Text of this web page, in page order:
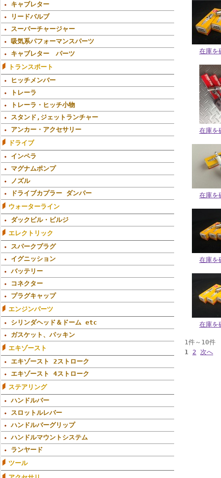
キャブレター
リードバルブ
スーパーチャージャー
吸気系パフォーマンスパーツ
キャブレター パーツ
トランスポート
ヒッチメンバー
トレーラ
トレーラ・ヒッチ小物
スタンド,ジェットランチャー
アンカー・アクセサリー
ドライブ
インペラ
マグナムポンプ
ノズル
ドライブカプラー ダンパー
ウォーターライン
ダックビル・ビルジ
エレクトリック
スパークプラグ
イグニッション
バッテリー
コネクター
プラグキャップ
エンジンパーツ
シリンダヘッド＆ドーム etc
ガスケット、パッキン
エキゾースト
エキゾースト 2ストローク
エキゾースト 4ストローク
ステアリング
ハンドルバー
スロットルレバー
ハンドルバーグリップ
ハンドルマウントシステム
ランヤード
ツール
在庫を
在庫を
在庫を
在庫を
在庫を
1件～10件
1 2 次へ